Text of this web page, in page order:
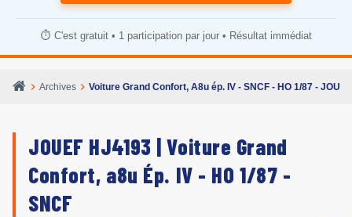
⏱️ C'est gratuit • 1 participation par jour • Résultat immédiat
chevron_right Archives chevron_right Voiture Grand Confort, A8u ép. IV - SNCF - HO 1/87 -
JOUEF HJ4193 | Voiture Grand
Confort, a8u Ép. IV - HO 1/87 -
SNCF